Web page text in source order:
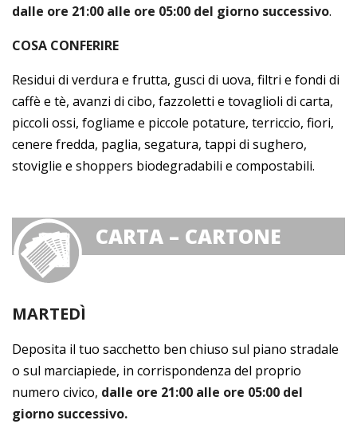
dalle ore 21:00 alle ore 05:00 del giorno successivo.
COSA CONFERIRE
Residui di verdura e frutta, gusci di uova, filtri e fondi di
caffè e tè, avanzi di cibo, fazzoletti e tovaglioli di carta,
piccoli ossi, fogliame e piccole potature, terriccio, fiori,
cenere fredda, paglia, segatura, tappi di sughero,
stoviglie e shoppers biodegradabili e compostabili.
CARTA – CARTONE
MARTEDÌ
Deposita il tuo sacchetto ben chiuso sul piano stradale
o sul marciapiede, in corrispondenza del proprio
numero civico, dalle ore 21:00 alle ore 05:00 del
giorno successivo.